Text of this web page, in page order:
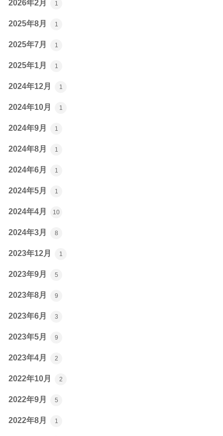
2026年2月 1
2025年8月 1
2025年7月 1
2025年1月 1
2024年12月 1
2024年10月 1
2024年9月 1
2024年8月 1
2024年6月 1
2024年5月 1
2024年4月 10
2024年3月 8
2023年12月 1
2023年9月 5
2023年8月 9
2023年6月 3
2023年5月 9
2023年4月 2
2022年10月 2
2022年9月 5
2022年8月 1